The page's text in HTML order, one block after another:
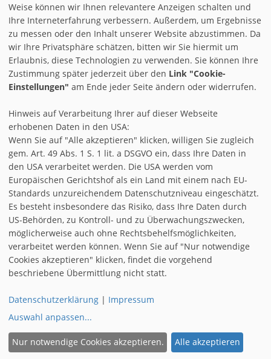
AGB
IMPRESSUM & DISCLAIMER
REGISTRIEREN
COOKIE-EINSTELLUNGEN
INSTAGRAM | FACEBOOK | TWITTER
© 1996 - 2026 by
Weise können wir Ihnen relevantere Anzeigen schalten und
Ihre Interneterfahrung verbessern. Außerdem, um Ergebnisse
zu messen oder den Inhalt unserer Website abzustimmen. Da
wir Ihre Privatsphäre schätzen, bitten wir Sie hiermit um
Erlaubnis, diese Technologien zu verwenden. Sie können Ihre
Zustimmung später jederzeit über den Link "Cookie-
Einstellungen" am Ende jeder Seite ändern oder widerrufen.
Hinweis auf Verarbeitung Ihrer auf dieser Webseite
erhobenen Daten in den USA:
Wenn Sie auf "Alle akzeptieren" klicken, willigen Sie zugleich
gem. Art. 49 Abs. 1 S. 1 lit. a DSGVO ein, dass Ihre Daten in
den USA verarbeitet werden. Die USA werden vom
Europäischen Gerichtshof als ein Land mit einem nach EU-
Standards unzureichendem Datenschutzniveau eingeschätzt.
Es besteht insbesondere das Risiko, dass Ihre Daten durch
US-Behörden, zu Kontroll- und zu Überwachungszwecken,
möglicherweise auch ohne Rechtsbehelfsmöglichkeiten,
verarbeitet werden können. Wenn Sie auf "Nur notwendige
Cookies akzeptieren" klicken, findet die vorgehend
beschriebene Übermittlung nicht statt.
Datenschutzerklärung | Impressum
Auswahl anpassen...
Nur notwendige Cookies akzeptieren. Alle akzeptieren